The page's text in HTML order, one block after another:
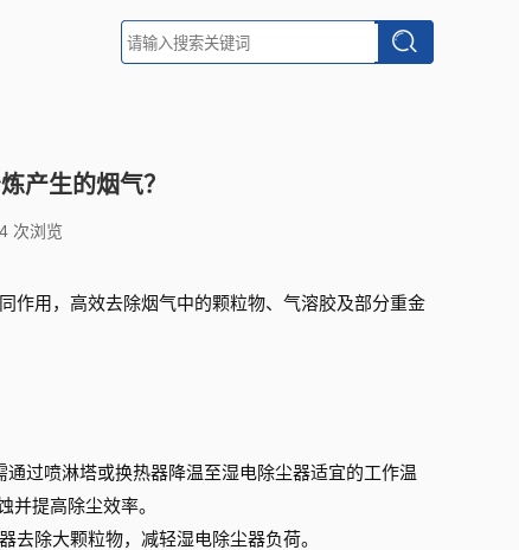
产生的烟气？
次浏览
作用，高效去除烟气中的颗粒物、气溶胶及部分重金
过喷淋塔或换热器降温至湿电除尘器适宜的工作温
提高除尘效率。
去除大颗粒物，减轻湿电除尘器负荷。